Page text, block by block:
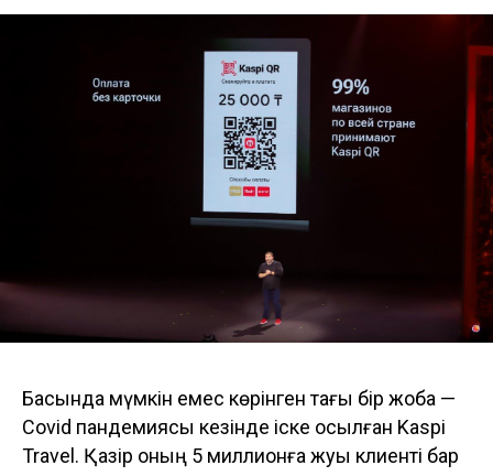
Басында мүмкін емес көрінген тағы бір жоба —
Covid пандемиясы кезінде іске қосылған Kaspi
Travel. Қазір оның 5 миллионға жуық клиенті бар